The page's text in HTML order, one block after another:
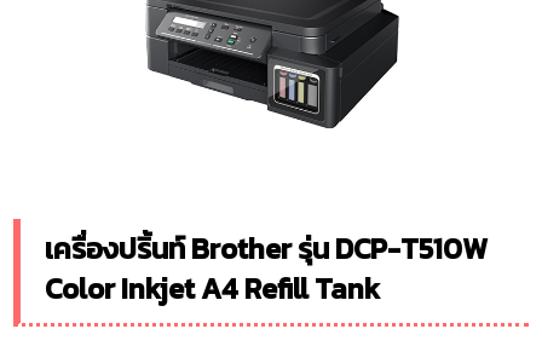
เครื่องปริ้นท์ Brother รุ่น DCP-T510W
Color Inkjet A4 Refill Tank